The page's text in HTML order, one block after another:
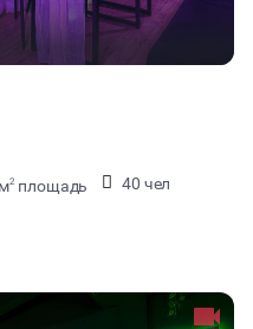
2 площадь
40 чел